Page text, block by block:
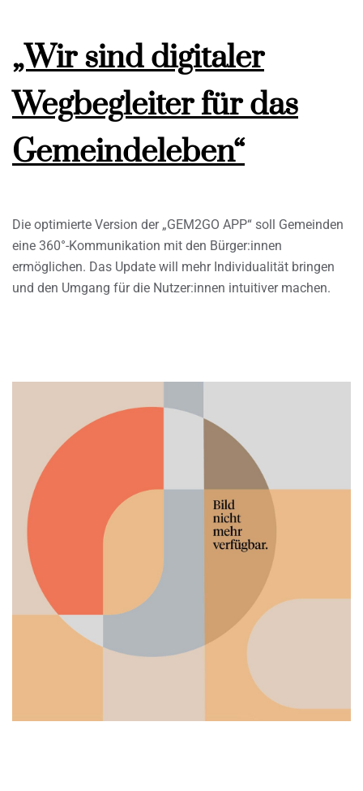
„Wir sind digitaler
Wegbegleiter für das
Gemeindeleben“
Die optimierte Version der „GEM2GO APP“ soll Gemeinden
eine 360°-Kommunikation mit den Bürger:innen
ermöglichen. Das Update will mehr Individualität bringen
und den Umgang für die Nutzer:innen intuitiver machen.